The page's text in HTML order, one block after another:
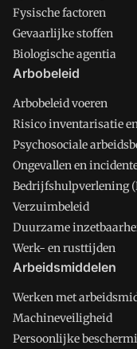
Fysische factoren
Gevaarlijke stoffen
Biologische agentia
Arbobeleid
Arbobeleid voeren
Risico inventarisatie
Psychosociale
Ongevallen en
Bedrijfshulpverlening
Verzuimbeleid
Duurzame
Werk- en rusttijden
Arbeidsmiddelen
Werken met
Machineveiligheid
Persoonlijke